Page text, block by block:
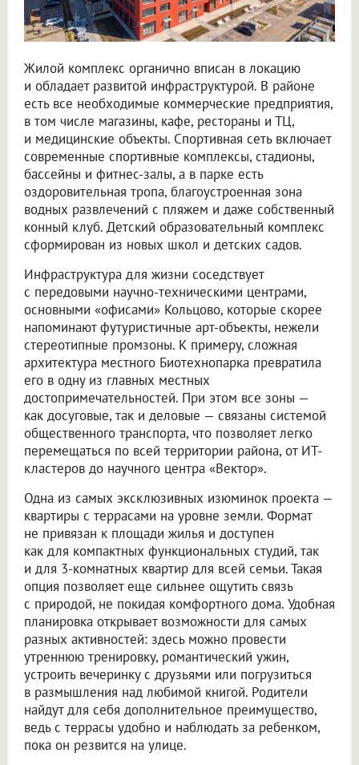
Жилой комплекс органично вписан в локацию
и обладает развитой инфраструктурой. В районе
есть все необходимые коммерческие предприятия,
в том числе магазины, кафе, рестораны и ТЦ,
и медицинские объекты. Спортивная сеть включает
современные спортивные комплексы, стадионы,
бассейны и фитнес-залы, а в парке есть
оздоровительная тропа, благоустроенная зона
водных развлечений с пляжем и даже собственный
конный клуб. Детский образовательный комплекс
сформирован из новых школ и детских садов.
Инфраструктура для жизни соседствует
с передовыми научно-техническими центрами,
основными «офисами» Кольцово, которые скорее
напоминают футуристичные арт-объекты, нежели
стереотипные промзоны. К примеру, сложная
архитектура местного Биотехнопарка превратила
его в одну из главных местных
достопримечательностей. При этом все зоны —
как досуговые, так и деловые — связаны системой
общественного транспорта, что позволяет легко
перемещаться по всей территории района, от ИТ-
кластеров до научного центра «Вектор».
Одна из самых эксклюзивных изюминок проекта —
квартиры с террасами на уровне земли. Формат
не привязан к площади жилья и доступен
как для компактных функциональных студий, так
и для 3-комнатных квартир для всей семьи. Такая
опция позволяет еще сильнее ощутить связь
с природой, не покидая комфортного дома. Удобная
планировка открывает возможности для самых
разных активностей: здесь можно провести
утреннюю тренировку, романтический ужин,
устроить вечеринку с друзьями или погрузиться
в размышления над любимой книгой. Родители
найдут для себя дополнительное преимущество,
ведь с террасы удобно и наблюдать за ребенком,
пока он резвится на улице.